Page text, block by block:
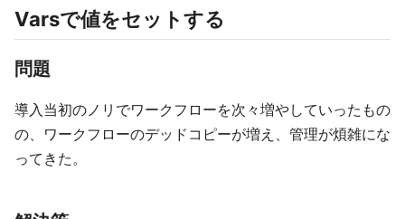
Varsで値をセットする
問題
導入当初のノリでワークフローを次々増やしていったもの
の、ワークフローのデッドコピーが増え、管理が煩雑にな
ってきた。